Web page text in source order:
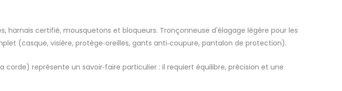
certifié, mousquetons et bloqueurs. Tronçonneuse d'élagage légère pour les
(casque, visière, protège‑oreilles, gants anti‑coupure, pantalon de protection).
représente un savoir‑faire particulier : il requiert équilibre, précision et une